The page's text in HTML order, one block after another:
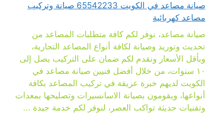
صيانة مصاعد في الكويت 65542233 صيانة وتركيب
مصاعد كهربائية
صيانة مصاعد، نوفر لكم كافة متطلبات المصاعد من
تحديث وتوريد وصيانة لكافة أنواع المصاعد التجارية،
وبأقل الأسعار ونقدم لكم ضمان على التركيب يصل إلى
١٠ سنوات، من خلال أفضل فنيين صيانة مصاعد في
الكويت لديهم خبرة عريقة في تركيب المصاعد بكافة
أنواعها، ويقومون بصيانة الاسانسيرات وتصليحها بمعدات
وتقنيات حديثة تواكب العصر، لنوفر لكم خدمة جيدة ...